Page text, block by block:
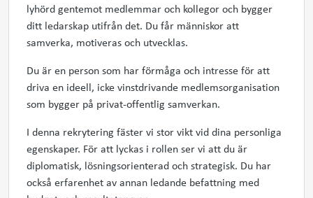
lyhörd gentemot medlemmar och kollegor och bygger
ditt ledarskap utifrån det. Du får människor att
samverka, motiveras och utvecklas.
Du är en person som har förmåga och intresse för att
driva en ideell, icke vinstdrivande medlemsorganisation
som bygger på privat-offentlig samverkan.
I denna rekrytering fäster vi stor vikt vid dina personliga
egenskaper. För att lyckas i rollen ser vi att du är
diplomatisk, lösningsorienterad och strategisk. Du har
också erfarenhet av annan ledande befattning med